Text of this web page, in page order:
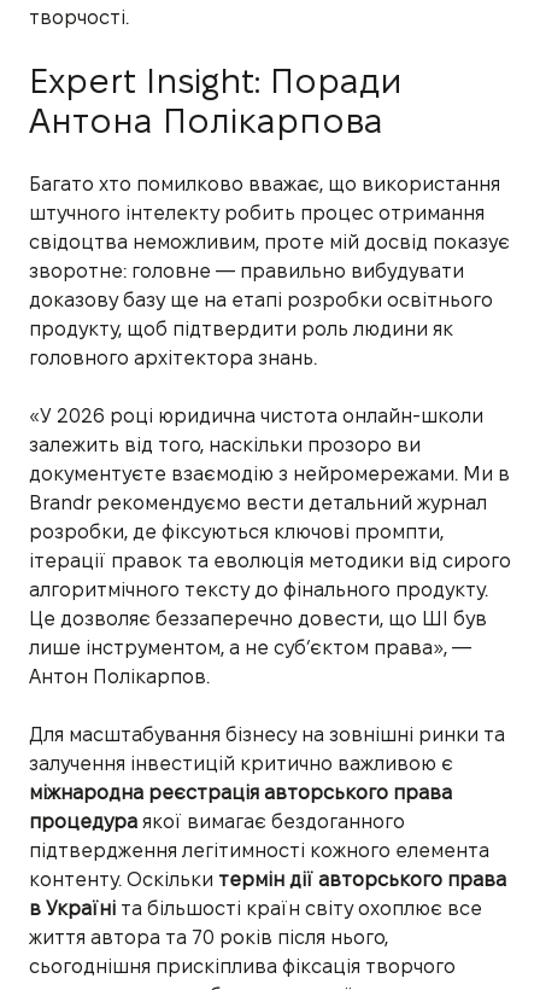
творчості.
Expert Insight: Поради
Антона Полікарпова
Багато хто помилково вважає, що використання
штучного інтелекту робить процес отримання
свідоцтва неможливим, проте мій досвід показує
зворотне: головне — правильно вибудувати
доказову базу ще на етапі розробки освітнього
продукту, щоб підтвердити роль людини як
головного архітектора знань.
«У 2026 році юридична чистота онлайн-школи
залежить від того, наскільки прозоро ви
документуєте взаємодію з нейромережами. Ми в
Brandr рекомендуємо вести детальний журнал
розробки, де фіксуються ключові промпти,
ітерації правок та еволюція методики від сирого
алгоритмічного тексту до фінального продукту.
Це дозволяє беззаперечно довести, що ШІ був
лише інструментом, а не суб’єктом права», —
Антон Полікарпов.
Для масштабування бізнесу на зовнішні ринки та
залучення інвестицій критично важливою є
міжнародна реєстрація авторського права
процедура якої вимагає бездоганного
підтвердження легітимності кожного елемента
контенту. Оскільки термін дії авторського права
в Україні та більшості країн світу охоплює все
життя автора та 70 років після нього,
сьогоднішня прискіплива фіксація творчого